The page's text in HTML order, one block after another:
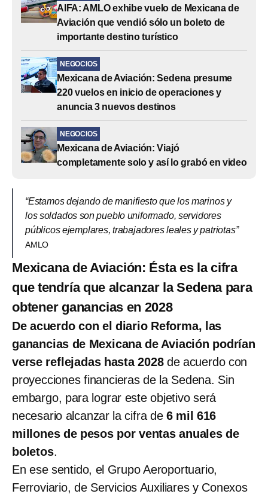
AIFA: AMLO exhibe vuelo de Mexicana de
Aviación que vendió sólo un boleto de
importante destino turístico
NEGOCIOS
Mexicana de Aviación: Sedena presume
220 vuelos en inicio de operaciones y
anuncia 3 nuevos destinos
NEGOCIOS
Mexicana de Aviación: Viajó
completamente solo y así lo grabó en video
“Estamos dejando de manifiesto que los marinos y
los soldados son pueblo uniformado, servidores
públicos ejemplares, trabajadores leales y patriotas”
AMLO
Mexicana de Aviación: Ésta es la cifra
que tendría que alcanzar la Sedena para
obtener ganancias en 2028
De acuerdo con el diario Reforma, las
ganancias de Mexicana de Aviación podrían
verse reflejadas hasta 2028de acuerdo con
proyecciones financieras de la Sedena. Sin
embargo, para lograr este objetivo será
necesario alcanzar la cifra de6 mil 616
millones de pesos por ventas anuales de
boletos.
En ese sentido, el Grupo Aeroportuario,
Ferroviario, de Servicios Auxiliares y Conexos